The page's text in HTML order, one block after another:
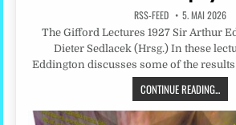
RSS-FEED 5. MAI 2026
The Gifford Lectures 1927 Sir Arthur
Dieter Sedlacek (Hrsg.) In these
Eddington discusses some of the
CONTINUE READING...